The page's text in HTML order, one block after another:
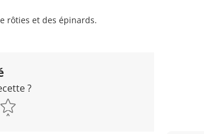
rôties et des épinards.
?